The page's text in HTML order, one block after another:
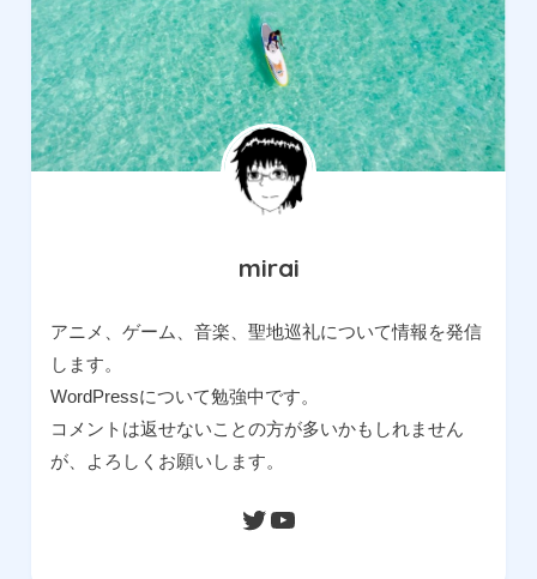
mirai
アニメ、ゲーム、音楽、聖地巡礼について情報を発信
します。
WordPressについて勉強中です。
コメントは返せないことの方が多いかもしれません
が、よろしくお願いします。